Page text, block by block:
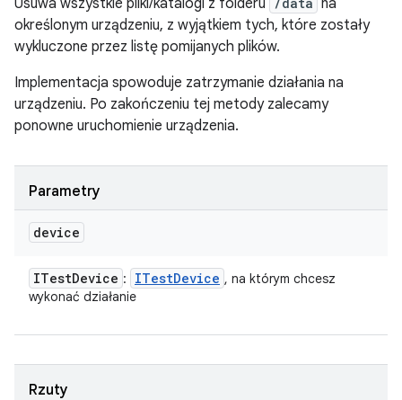
Usuwa wszystkie pliki/katalogi z folderu
na
określonym urządzeniu, z wyjątkiem tych, które zostały
wykluczone przez listę pomijanych plików.
Implementacja spowoduje zatrzymanie działania na
urządzeniu. Po zakończeniu tej metody zalecamy
ponowne uruchomienie urządzenia.
Parametry
device
ITestDevice : ITestDevice , na którym chcesz
wykonać działanie
Rzuty